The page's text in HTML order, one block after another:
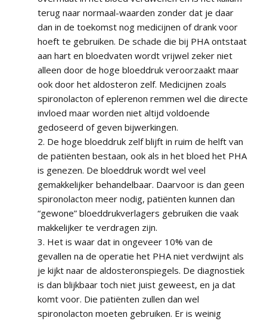
terug naar normaal-waarden zonder dat je daar
dan in de toekomst nog medicijnen of drank voor
hoeft te gebruiken. De schade die bij PHA ontstaat
aan hart en bloedvaten wordt vrijwel zeker niet
alleen door de hoge bloeddruk veroorzaakt maar
ook door het aldosteron zelf. Medicijnen zoals
spironolacton of eplerenon remmen wel die directe
invloed maar worden niet altijd voldoende
gedoseerd of geven bijwerkingen.
2. De hoge bloeddruk zelf blijft in ruim de helft van
de patiënten bestaan, ook als in het bloed het PHA
is genezen. De bloeddruk wordt wel veel
gemakkelijker behandelbaar. Daarvoor is dan geen
spironolacton meer nodig, patiënten kunnen dan
“gewone” bloeddrukverlagers gebruiken die vaak
makkelijker te verdragen zijn.
3. Het is waar dat in ongeveer 10% van de
gevallen na de operatie het PHA niet verdwijnt als
je kijkt naar de aldosteronspiegels. De diagnostiek
is dan blijkbaar toch niet juist geweest, en ja dat
komt voor. Die patiënten zullen dan wel
spironolacton moeten gebruiken. Er is weinig